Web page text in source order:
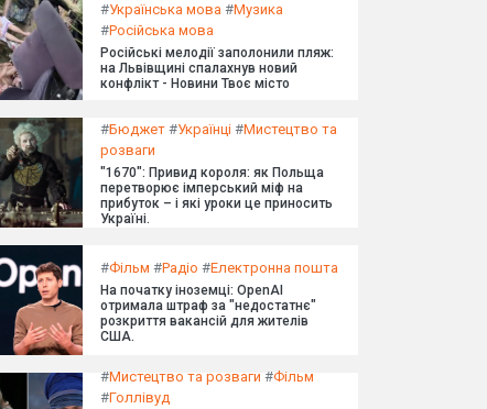
#Українська мова #Музика
#Російська мова
Російські мелодії заполонили пляж:
на Львівщині спалахнув новий
конфлікт - Новини Твоє місто
#Бюджет #Українці #Мистецтво та
розваги
"1670": Привид короля: як Польща
перетворює імперський міф на
прибуток – і які уроки це приносить
Україні.
#Фільм #Радіо #Електронна пошта
На початку іноземці: OpenAI
отримала штраф за "недостатнє"
розкриття вакансій для жителів
США.
#Мистецтво та розваги #Фільм
#Голлівуд